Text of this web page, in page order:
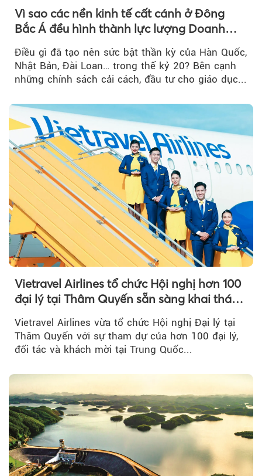
Vì sao các nền kinh tế cất cánh ở Đông
Bắc Á đều hình thành lực lượng Doanh
Điều gì đã tạo nên sức bật thần kỳ của Hàn Quốc,
Nhật Bản, Đài Loan… trong thế kỷ 20? Bên cạnh
những chính sách cải cách, đầu tư cho giáo dục...
Vietravel Airlines tổ chức Hội nghị hơn 100
đại lý tại Thâm Quyến sẵn sàng khai thác
đường bay thẳng TP.HCM - Thâm Quyến
Vietravel Airlines vừa tổ chức Hội nghị Đại lý tại
Thâm Quyến với sự tham dự của hơn 100 đại lý,
đối tác và khách mời tại Trung Quốc...